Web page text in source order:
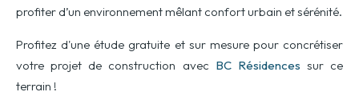
profiter d’un environnement mêlant confort urbain et sérénité.
Profitez d'une étude gratuite et sur mesure pour concrétiser
votre projet de construction avec BC Résidences sur ce
terrain !